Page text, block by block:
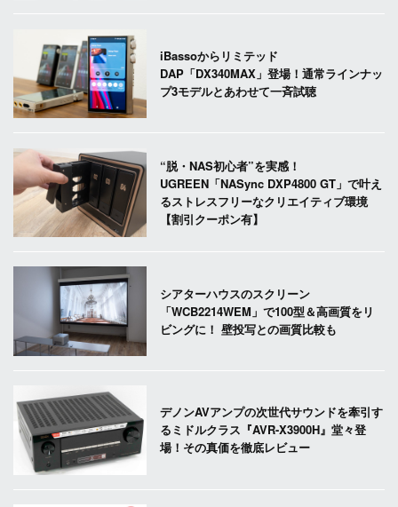
iBassoからリミテッド
DAP「DX340MAX」登場！通常ラインナッ
プ3モデルとあわせて一斉試聴
“脱・NAS初心者”を実感！
UGREEN「NASync DXP4800 GT」で叶え
るストレスフリーなクリエイティブ環境
【割引クーポン有】
シアターハウスのスクリーン
「WCB2214WEM」で100型＆高画質をリ
ビングに！ 壁投写との画質比較も
デノンAVアンプの次世代サウンドを牽引す
るミドルクラス『AVR-X3900H』堂々登
場！その真価を徹底レビュー